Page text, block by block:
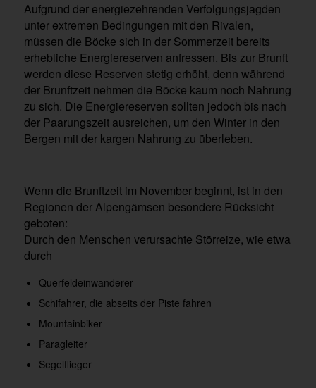
Aufgrund der energiezehrenden Verfolgungsjagden
unter extremen Bedingungen mit den Rivalen,
müssen die Böcke sich in der Sommerzeit bereits
erhebliche Energiereserven anfressen. Bis zur Brunft
werden diese Reserven stetig erhöht, denn während
der Brunftzeit nehmen die Böcke kaum noch Nahrung
zu sich. Die Energiereserven sollten jedoch bis nach
der Paarungszeit ausreichen, um den Winter in den
Bergen mit der kargen Nahrung zu überleben.
Wenn die Brunftzeit im November beginnt, ist in den
Regionen der Alpengämsen besondere Rücksicht
geboten:
Durch den Menschen verursachte Störreize, wie etwa
durch
Querfeldeinwanderer
Schifahrer, die abseits der Piste fahren
Mountainbiker
Paragleiter
Segelflieger